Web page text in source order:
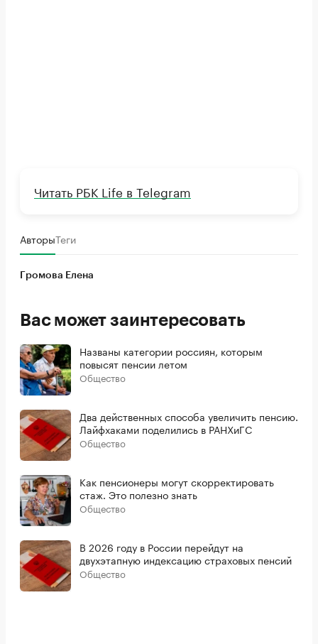
Читать РБК Life в Telegram
АвторыТеги
Громова Елена
Вас может заинтересовать
Названы категории россиян, которым
повысят пенсии летом
Общество
Два действенных способа увеличить пенсию.
Лайфхаками поделились в РАНХиГС
Общество
Как пенсионеры могут скорректировать
стаж. Это полезно знать
Общество
В 2026 году в России перейдут на
двухэтапную индексацию страховых пенсий
Общество